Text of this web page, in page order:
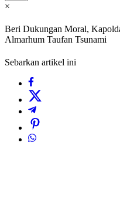
×
Beri Dukungan Moral,
Almarhum Taufan Tsunami
Sebarkan artikel ini